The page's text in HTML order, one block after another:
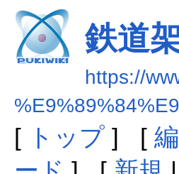
鉄道
https://
[ トップ] [